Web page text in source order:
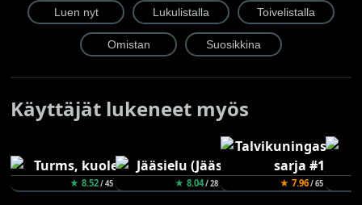
Käyttäjät lukeneet myös
★ 8.52/ 45 ★ 8.04/ 28 ★ 7.96/ 65